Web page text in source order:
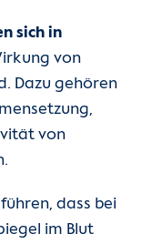
sich in
von
Dazu gehören
von
dass bei
im Blut